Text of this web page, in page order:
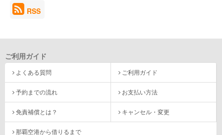
RSS
ご利用ガイド
よくある質問 ご利用ガイド
予約までの流れ お支払い方法
免責補償とは？ キャンセル・変更
那覇空港から借りるまで